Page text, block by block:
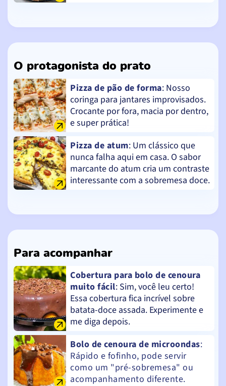
O protagonista do prato
Pizza de pão de forma: Nosso
coringa para jantares improvisados.
Crocante por fora, macia por dentro,
e super prática!
Pizza de atum: Um clássico que
nunca falha aqui em casa. O sabor
marcante do atum cria um contraste
interessante com a sobremesa doce.
Para acompanhar
Cobertura para bolo de cenoura
muito fácil: Sim, você leu certo!
Essa cobertura fica incrível sobre
batata-doce assada. Experimente e
me diga depois.
Bolo de cenoura de microondas:
Rápido e fofinho, pode servir
como um "pré-sobremesa" ou
acompanhamento diferente.